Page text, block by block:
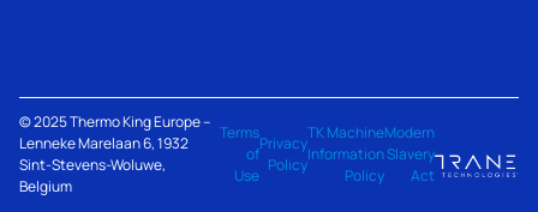
© 2025Thermo KingEurope –
Lenneke Marelaan 6, 1932
Sint-Stevens-Woluwe,
Belgium
Terms
of
Use
Privacy
Policy
TK Machine
Information
Policy
Modern
Slavery
Act